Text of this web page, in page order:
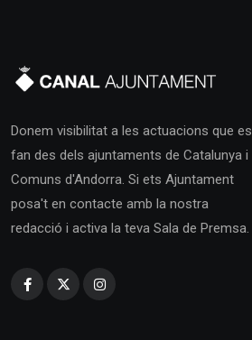
Donem visibilitat a les actuacions que es
fan des dels ajuntaments de Catalunya i
Comuns d'Andorra. Si ets Ajuntament
posa't en contacte amb la nostra
redacció i activa la teva Sala de Premsa.